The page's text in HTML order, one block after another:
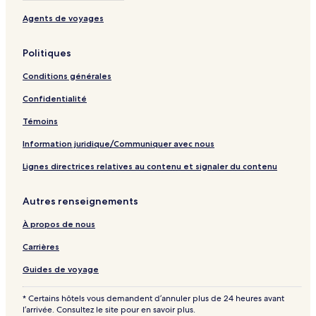
Agents de voyages
Politiques
Conditions générales
Confidentialité
Témoins
Information juridique/Communiquer avec nous
Lignes directrices relatives au contenu et signaler du contenu
Autres renseignements
À propos de nous
Carrières
Guides de voyage
* Certains hôtels vous demandent d’annuler plus de 24 heures avant
l’arrivée. Consultez le site pour en savoir plus.